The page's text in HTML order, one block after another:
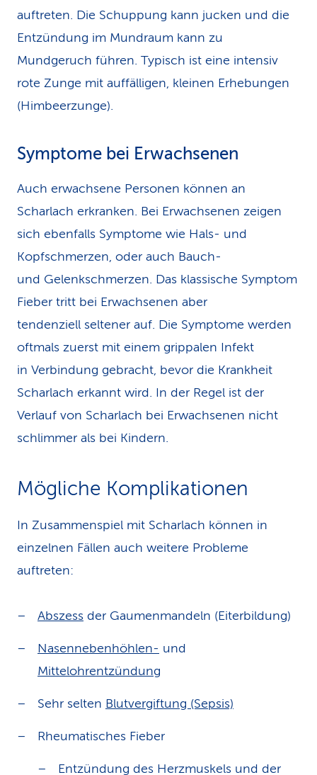
auftreten. Die Schuppung kann jucken und die
Entzündung im Mundraum kann zu
Mundgeruch führen. Typisch ist eine intensiv
rote Zunge mit auffälligen, kleinen Erhebungen
(Himbeerzunge).
Symptome bei Erwachsenen
Auch erwachsene Personen können an
Scharlach erkranken. Bei Erwachsenen zeigen
sich ebenfalls Symptome wie Hals- und
Kopfschmerzen, oder auch Bauch-
und Gelenkschmerzen. Das klassische Symptom
Fieber tritt bei Erwachsenen aber
tendenziell seltener auf. Die Symptome werden
oftmals zuerst mit einem grippalen Infekt
in Verbindung gebracht, bevor die Krankheit
Scharlach erkannt wird. In der Regel ist der
Verlauf von Scharlach bei Erwachsenen nicht
schlimmer als bei Kindern.
Mögliche Komplikationen
In Zusammenspiel mit Scharlach können in
einzelnen Fällen auch weitere Probleme
auftreten:
Abszess der Gaumenmandeln (Eiterbildung)
Nasennebenhöhlen- und
Mittelohrentzündung
Sehr selten Blutvergiftung (Sepsis)
Rheumatisches Fieber
Entzündung des Herzmuskels und der